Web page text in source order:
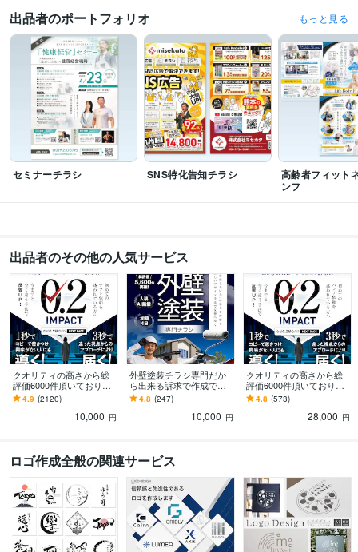
得意分野
デザイン制作 高品質デザインチラシ 2パターン作成ロゴ
紙媒体に関する全て
出品者のポートフォリオ もっと見る
セミナーチラシ SNS特化告知チラシ
高齢者フィット
ンフ
出品者のその他の人気サービス
クオリティの高さから総
評価6000件頂いておりま
す 修正無制限！25年デザ
イナーが作る訴求方法で
4.9 (2120)
10,000 円
外壁塗装チラシ専門だか
ら出来る訴求で作成でき
ます 修正無制限！信頼感
を大切にしたポスティン
グ反響重視デザイン
4.8 (247)
10,000 円
クオリティの高さから総
評価6000件頂いておりま
す 修正無制限！25年デザ
イナーが作る違った視点
からのパンフ制作
4.8 (573)
28,000 円
ロゴ作成全般の関連サービス